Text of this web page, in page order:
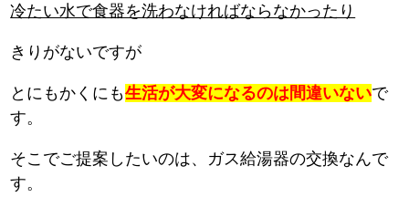
冷たい水で食器を洗わなければならなかったり
きりがないですが
とにもかくにも生活が大変になるのは間違いないで
す。
そこでご提案したいのは、ガス給湯器の交換なんで
す。